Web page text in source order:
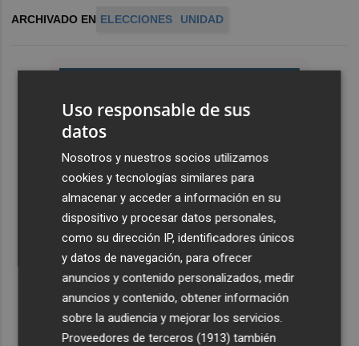
ARCHIVADO EN ELECCIONES UNIDAD
Uso responsable de sus
datos
Nosotros y nuestros socios utilizamos
cookies y tecnologías similares para
almacenar y acceder a información en su
dispositivo y procesar datos personales,
como su dirección IP, identificadores únicos
y datos de navegación, para ofrecer
anuncios y contenido personalizados, medir
anuncios y contenido, obtener información
sobre la audiencia y mejorar los servicios.
Proveedores de terceros (1913) también